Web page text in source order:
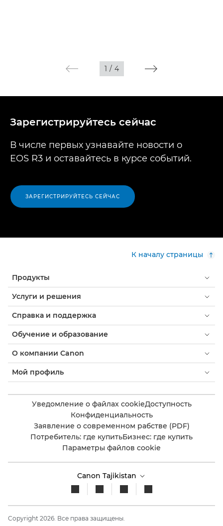
1 / 4
Зарегистрируйтесь сейчас
В числе первых узнавайте новости о
EOS R3 и оставайтесь в курсе событий.
ЗАРЕГИСТРИРУЙТЕСЬ СЕЙЧАС
К началу страницы
Продукты
Услуги и решения
Справка и поддержка
Обучение и образование
О компании Canon
Мой профиль
Уведомление о файлах cookieДоступность
Конфиденциальность
Заявление о современном рабстве (PDF)
Потребитель: где купитьБизнес: где купить
Параметры файлов cookie
Canon Tajikistan
Copyright 2026. Все права защищены.